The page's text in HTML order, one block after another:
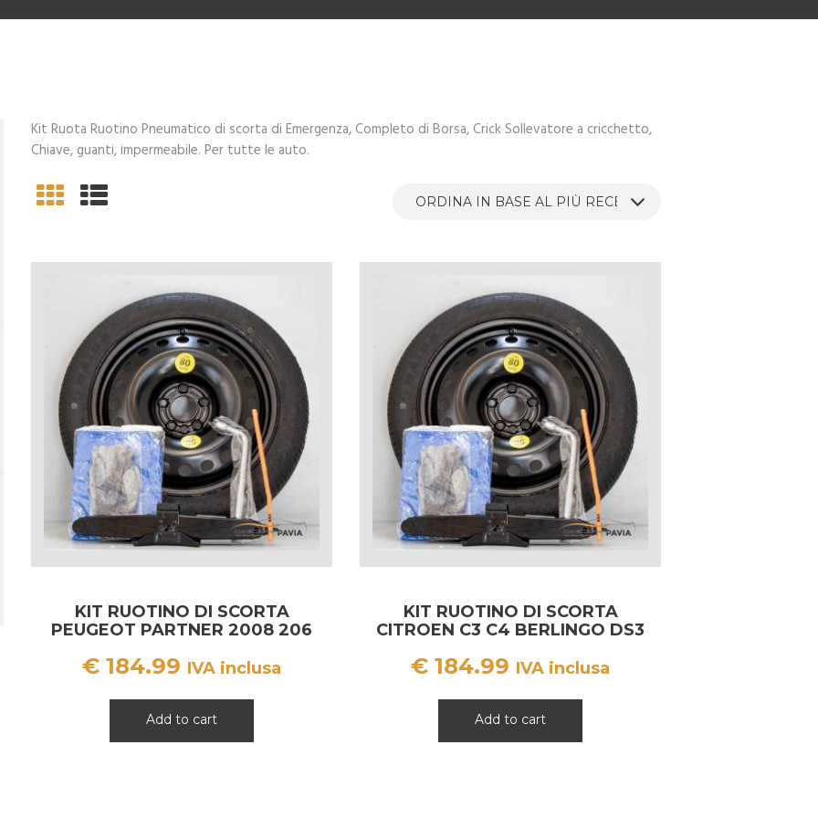
Kit Ruota Ruotino Pneumatico di scorta di Emergenza, Completo di Borsa, Crick Sollevatore a cricchetto,
Chiave, guanti, impermeabile. Per tutte le auto.
KIT RUOTINO DI SCORTA
PEUGEOT PARTNER 2008 206
€ 184.99 IVA inclusa
Add to cart
KIT RUOTINO DI SCORTA
CITROEN C3 C4 BERLINGO DS3
€ 184.99 IVA inclusa
Add to cart